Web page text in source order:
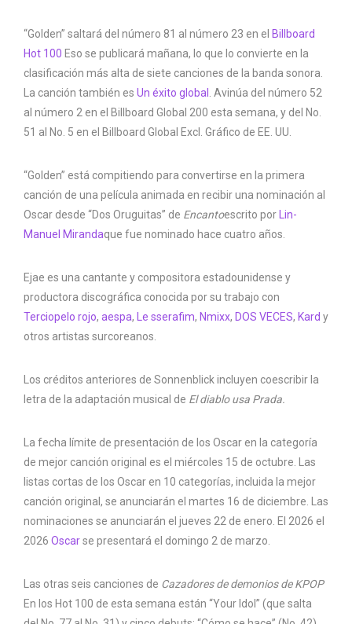
“Golden” saltará del número 81 al número 23 en el Billboard
Hot 100 Eso se publicará mañana, lo que lo convierte en la
clasificación más alta de siete canciones de la banda sonora.
La canción también es Un éxito global . Avinúa del número 52
al número 2 en el Billboard Global 200 esta semana, y del No.
51 al No. 5 en el Billboard Global Excl. Gráfico de EE. UU.
“Golden” está compitiendo para convertirse en la primera
canción de una película animada en recibir una nominación al
Oscar desde “Dos Oruguitas” de Encantoescrito por Lin-
Manuel Mirandaque fue nominado hace cuatro años.
Ejae es una cantante y compositora estadounidense y
productora discográfica conocida por su trabajo con
Terciopelo rojo, aespa, Le sserafim, Nmixx, DOS VECES, Kard y
otros artistas surcoreanos.
Los créditos anteriores de Sonnenblick incluyen coescribir la
letra de la adaptación musical de El diablo usa Prada.
La fecha límite de presentación de los Oscar en la categoría
de mejor canción original es el miércoles 15 de octubre. Las
listas cortas de los Oscar en 10 categorías, incluida la mejor
canción original, se anunciarán el martes 16 de diciembre. Las
nominaciones se anunciarán el jueves 22 de enero. El 2026 el
2026 Oscarse presentará el domingo 2 de marzo.
Las otras seis canciones de Cazadores de demonios de KPOP
En los Hot 100 de esta semana están “Your Idol” (que salta